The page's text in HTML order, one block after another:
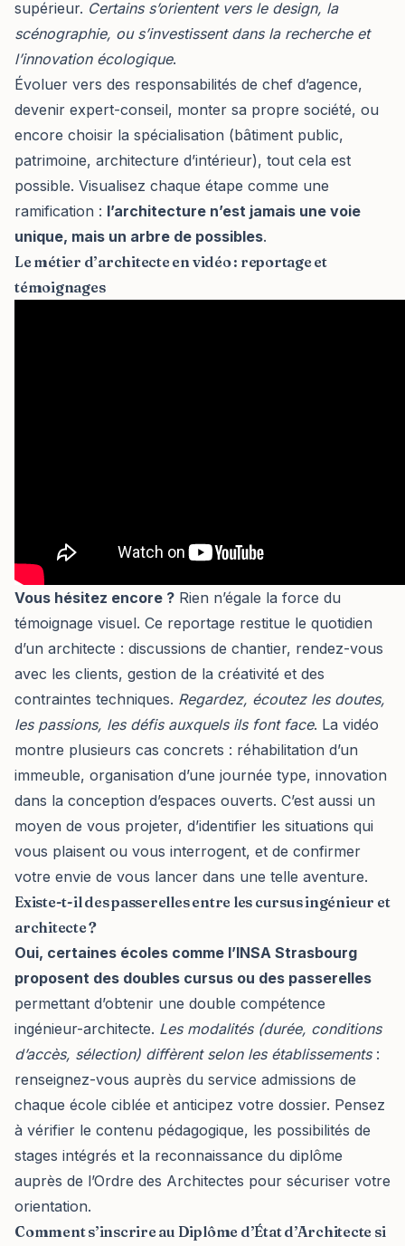
supérieur. Certains s’orientent vers le design, la
scénographie, ou s’investissent dans la recherche et
l’innovation écologique.
Évoluer vers des responsabilités de chef d’agence,
devenir expert-conseil, monter sa propre société, ou
encore choisir la spécialisation (bâtiment public,
patrimoine, architecture d’intérieur), tout cela est
possible. Visualisez chaque étape comme une
ramification : l’architecture n’est jamais une voie
unique, mais un arbre de possibles.
Le métier d’architecte en vidéo : reportage et
témoignages
Vous hésitez encore ? Rien n’égale la force du
témoignage visuel. Ce reportage restitue le quotidien
d’un architecte : discussions de chantier, rendez-vous
avec les clients, gestion de la créativité et des
contraintes techniques. Regardez, écoutez les doutes,
les passions, les défis auxquels ils font face. La vidéo
montre plusieurs cas concrets : réhabilitation d’un
immeuble, organisation d’une journée type, innovation
dans la conception d’espaces ouverts. C’est aussi un
moyen de vous projeter, d’identifier les situations qui
vous plaisent ou vous interrogent, et de confirmer
votre envie de vous lancer dans une telle aventure.
Existe-t-il des passerelles entre les cursus ingénieur et
architecte ?
Oui, certaines écoles comme l’INSA Strasbourg
proposent des doubles cursus ou des passerelles
permettant d’obtenir une double compétence
ingénieur-architecte. Les modalités (durée, conditions
d’accès, sélection) diffèrent selon les établissements:
renseignez-vous auprès du service admissions de
chaque école ciblée et anticipez votre dossier. Pensez
à vérifier le contenu pédagogique, les possibilités de
stages intégrés et la reconnaissance du diplôme
auprès de l’Ordre des Architectes pour sécuriser votre
orientation.
Comment s’inscrire au Diplôme d’État d’Architecte si